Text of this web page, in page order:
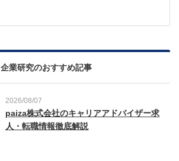
企業研究のおすすめ記事
2026/08/07
paiza株式会社のキャリアアドバイザー求
人・転職情報徹底解説